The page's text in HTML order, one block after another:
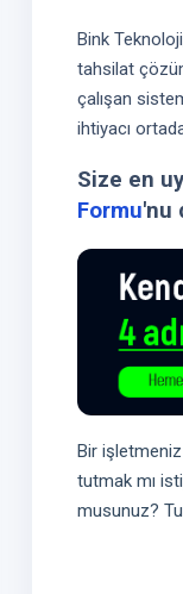
Bink
tahsilat
çalışan
ihtiyacı
Size en
Formu'nu
Bir
tutmak mı
musunuz?